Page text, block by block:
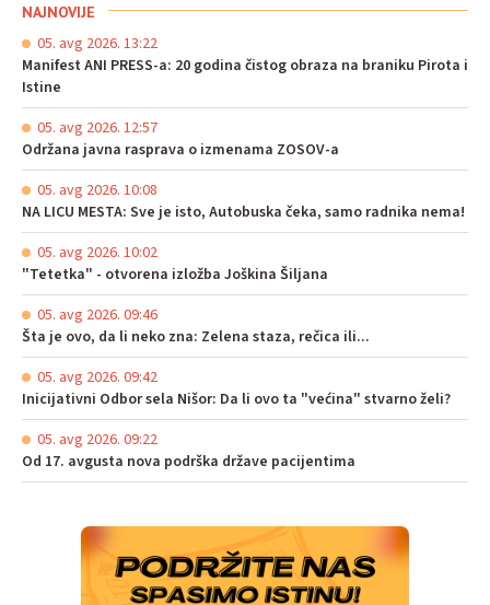
NAJNOVIJE
05. avg 2026. 13:22
Manifest ANI PRESS-a: 20 godina čistog obraza na braniku Pirota i
Istine
05. avg 2026. 12:57
Održana javna rasprava o izmenama ZOSOV-a
05. avg 2026. 10:08
NA LICU MESTA: Sve je isto, Autobuska čeka, samo radnika nema!
05. avg 2026. 10:02
"Tetetka" - otvorena izložba Joškina Šiljana
05. avg 2026. 09:46
Šta je ovo, da li neko zna: Zelena staza, rečica ili...
05. avg 2026. 09:42
Inicijativni Odbor sela Nišor: Da li ovo ta "većina" stvarno želi?
05. avg 2026. 09:22
Od 17. avgusta nova podrška države pacijentima